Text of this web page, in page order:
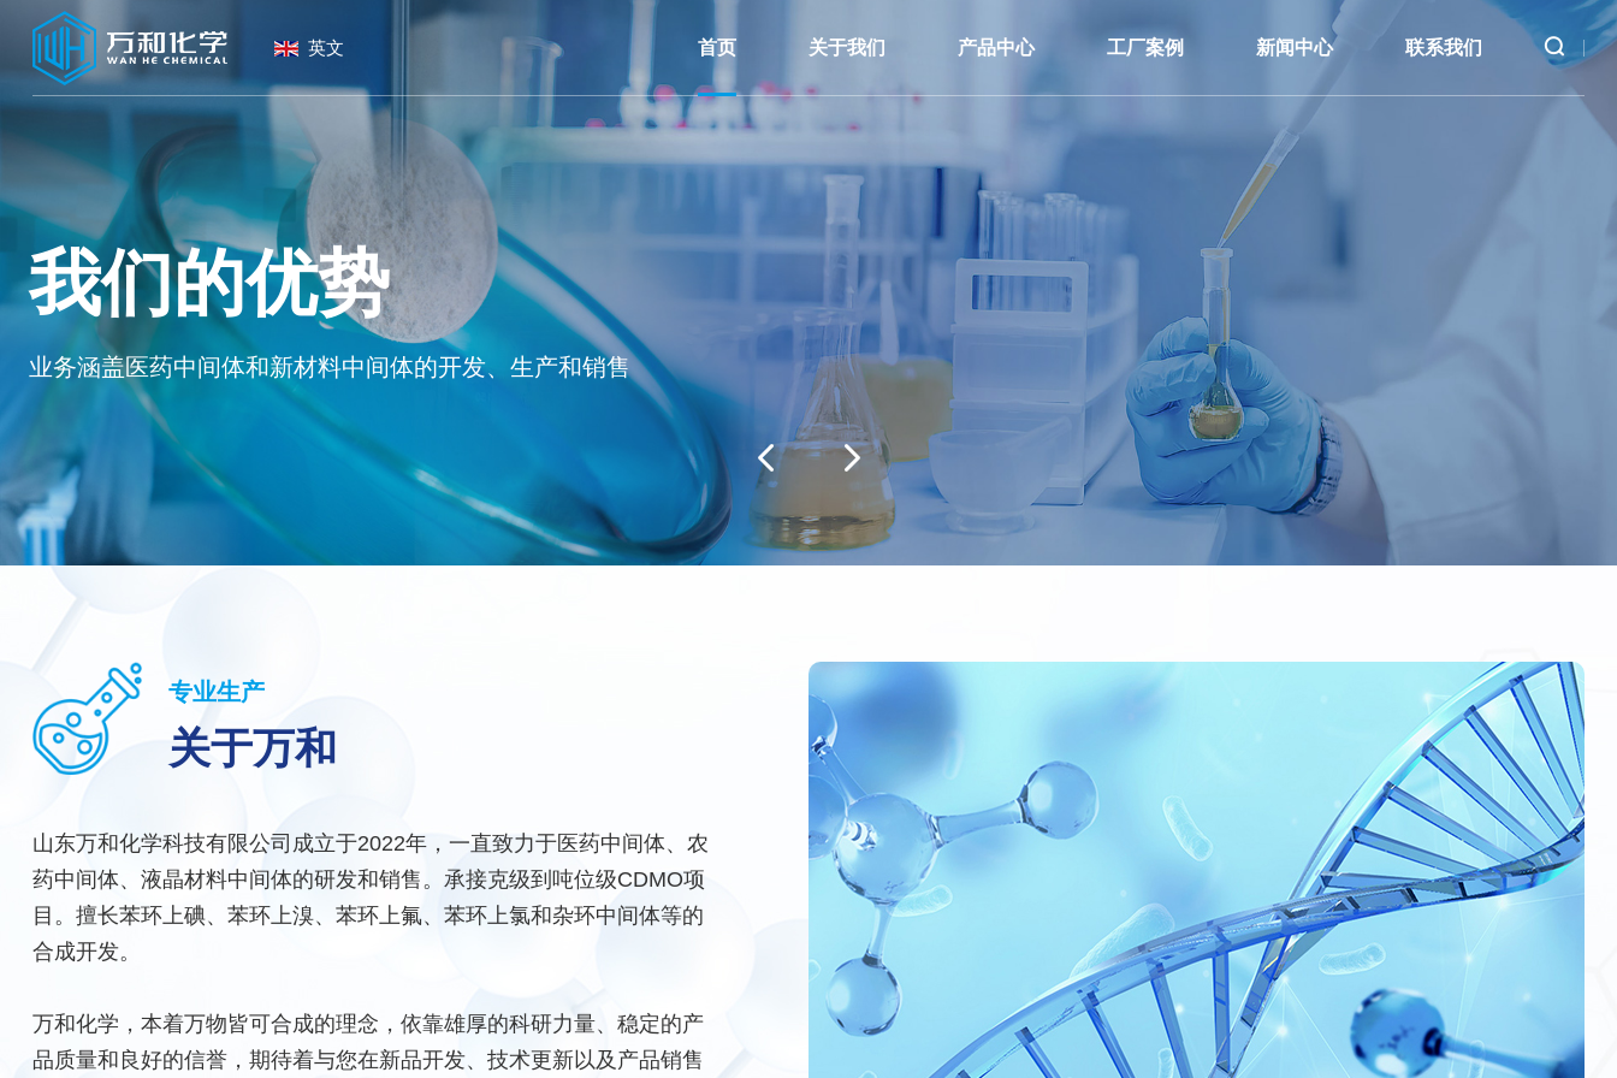
英文 首页 关于我们 产品中心 工厂案例 新闻中心 联系我们
首页
关于我们
一站式服务及解决方案
以技术创新、研发、人的可持续发展为核心的企业责任。
专业生产
关于万和
山东万和化学科技有限公司成立于2022年，一直致力于医药中间体、农
药中间体、液晶材料中间体的研发和销售。承接克级到吨位级CDMO项
目。擅长苯环上碘、苯环上溴、苯环上氟、苯环上氯和杂环中间体等的
合成开发。
万和化学，本着万物皆可合成的理念，依靠雄厚的科研力量、稳定的产
品质量和良好的信誉，期待着与您在新品开发、技术更新以及产品销售